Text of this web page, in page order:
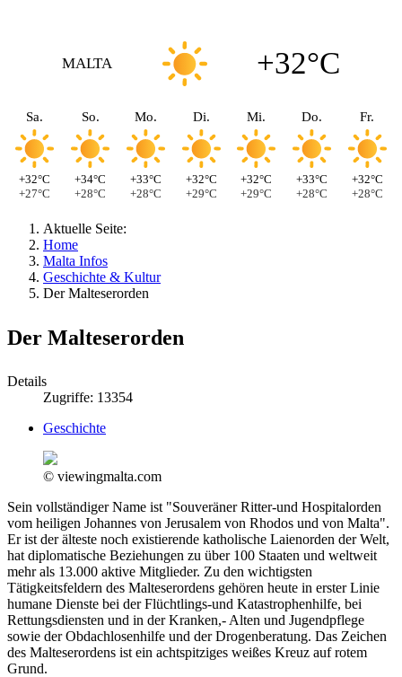
MALTA +32°C
Sa.
+32°C
+27°C
So.
+34°C
+28°C
Mo.
+33°C
+28°C
Di.
+32°C
+29°C
Mi.
+32°C
+29°C
Do.
+33°C
+28°C
Fr.
+32°C
+28°C
Aktuelle Seite:
Home
Malta Infos
Geschichte & Kultur
Der Malteserorden
Der Malteserorden
Details
Zugriffe: 13354
Geschichte
© viewingmalta.com
Sein vollständiger Name ist "Souveräner Ritter-und Hospitalorden
vom heiligen Johannes von Jerusalem von Rhodos und von Malta".
Er ist der älteste noch existierende katholische Laienorden der Welt,
hat diplomatische Beziehungen zu über 100 Staaten und weltweit
mehr als 13.000 aktive Mitglieder. Zu den wichtigsten
Tätigkeitsfeldern des Malteserordens gehören heute in erster Linie
humane Dienste bei der Flüchtlings-und Katastrophenhilfe, bei
Rettungsdiensten und in der Kranken,- Alten und Jugendpflege
sowie der Obdachlosenhilfe und der Drogenberatung. Das Zeichen
des Malteserordens ist ein achtspitziges weißes Kreuz auf rotem
Grund.